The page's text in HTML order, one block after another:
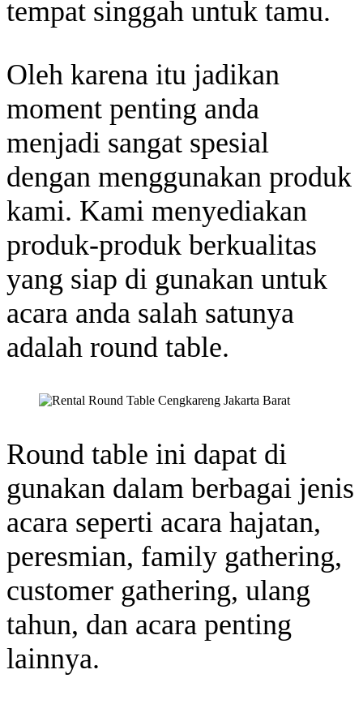
tempat singgah untuk tamu.
Oleh karena itu jadikan
moment penting anda
menjadi sangat spesial
dengan menggunakan produk
kami. Kami menyediakan
produk-produk berkualitas
yang siap di gunakan untuk
acara anda salah satunya
adalah round table.
Round table ini dapat di
gunakan dalam berbagai jenis
acara seperti acara hajatan,
peresmian, family gathering,
customer gathering, ulang
tahun, dan acara penting
lainnya.